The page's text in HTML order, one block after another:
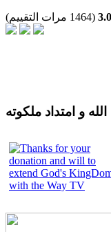
3.0 (1464 مرات التقييم)
و امتداد ملكوته